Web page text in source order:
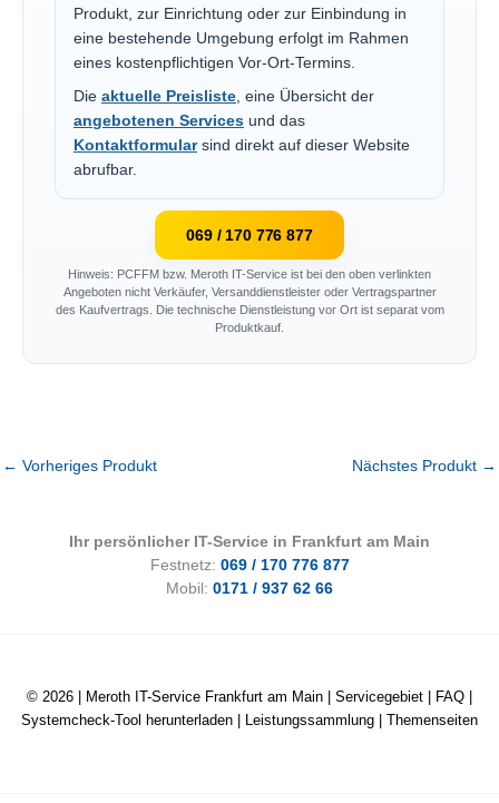
Produkt, zur Einrichtung oder zur Einbindung in
eine bestehende Umgebung erfolgt im Rahmen
eines kostenpflichtigen Vor-Ort-Termins.
Die aktuelle Preisliste, eine Übersicht der
angebotenen Services und das
Kontaktformularsind direkt auf dieser Website
abrufbar.
069 / 170 776 877
Hinweis: PCFFM bzw. Meroth IT-Service ist bei den oben verlinkten
Angeboten nicht Verkäufer, Versanddienstleister oder Vertragspartner
des Kaufvertrags. Die technische Dienstleistung vor Ort ist separat vom
Produktkauf.
← Vorheriges Produkt Nächstes Produkt →
Ihr persönlicher IT-Service in Frankfurt am Main
Festnetz: 069 / 170 776 877
Mobil: 0171 / 937 62 66
© 2026 | Meroth IT-Service Frankfurt am Main Servicegebiet FAQ
Systemcheck-Tool herunterladen
Leistungssammlung Themenseiten